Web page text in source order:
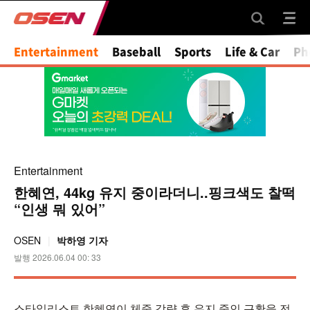
Mute
Entertainment Baseball Sports Life & Car
Entertainment
한혜연, 44kg 유지 중이라더니..핑크색도 찰떡
“인생 뭐 있어”
OSEN 박하영 기자
발행 2026.06.04 00: 33